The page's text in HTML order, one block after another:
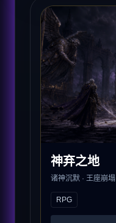
神弃之地
诸神沉默 · 王座崩塌
RPG